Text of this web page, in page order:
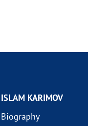
ISLAM KARIMOV
Biography